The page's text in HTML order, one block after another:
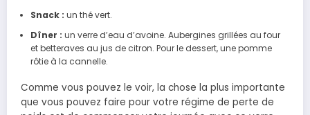
Snack : un thé vert.
Dîner : un verre d’eau d’avoine. Aubergines grillées au four
et betteraves au jus de citron. Pour le dessert, une pomme
rôtie à la cannelle.
Comme vous pouvez le voir, la chose la plus importante
que vous pouvez faire pour votre régime de perte de